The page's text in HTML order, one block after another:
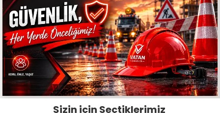
Sizin için Seçtiklerimiz